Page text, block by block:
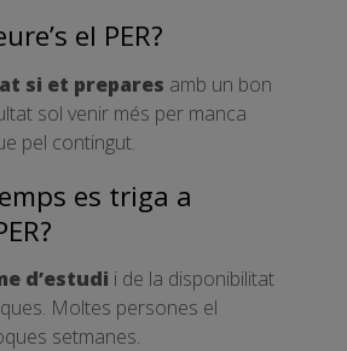
el PER?
si et prepares amb un bon
sol venir més per manca
pel contingut.
es triga a
d’estudi i de la disponibilitat
Moltes persones el
setmanes.